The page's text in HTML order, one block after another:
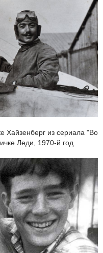
Хайзенберг из сериала "Во
Леди, 1970-й год